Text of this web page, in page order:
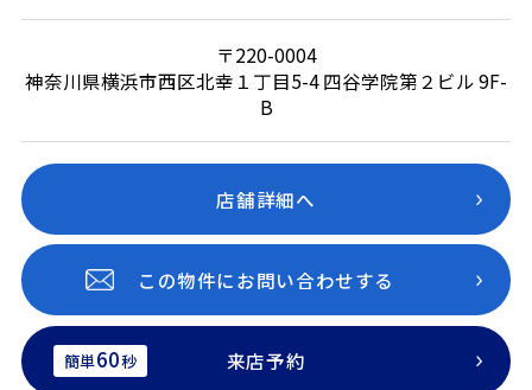
〒220-0004
神奈川県横浜市西区北幸１丁目5-4 四谷学院第２ビル 9F-
B
店舗詳細へ
この物件にお問い合わせする
簡単60秒 来店予約